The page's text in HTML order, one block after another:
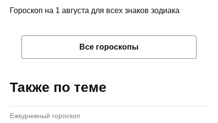
Гороскоп на 1 августа для всех знаков зодиака
Все гороскопы
Также по теме
Ежедневный гороскоп